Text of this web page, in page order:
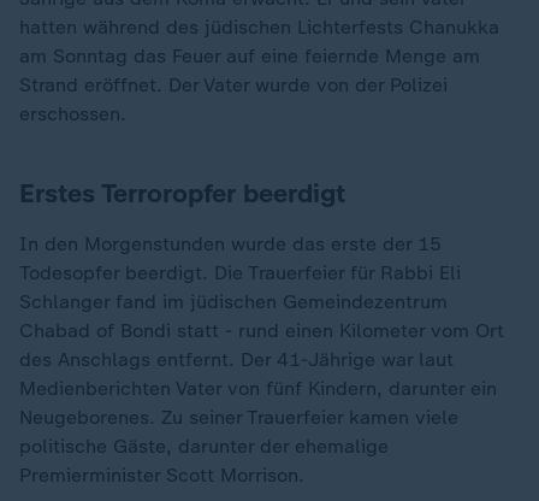
hatten während des jüdischen Lichterfests Chanukka
am Sonntag das Feuer auf eine feiernde Menge am
Strand eröffnet. Der Vater wurde von der Polizei
erschossen.
Erstes Terroropfer beerdigt
In den Morgenstunden wurde das erste der 15
Todesopfer beerdigt. Die Trauerfeier für Rabbi Eli
Schlanger fand im jüdischen Gemeindezentrum
Chabad of Bondi statt - rund einen Kilometer vom Ort
des Anschlags entfernt. Der 41-Jährige war laut
Medienberichten Vater von fünf Kindern, darunter ein
Neugeborenes. Zu seiner Trauerfeier kamen viele
politische Gäste, darunter der ehemalige
Premierminister Scott Morrison.